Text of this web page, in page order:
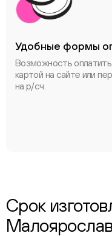
Удобные формы
Возможность оплатить
картой на сайте или
на р/сч.
Срок